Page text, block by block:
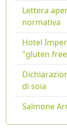
Lettera
normativa
Hotel
"gluten
di soia
Salmone